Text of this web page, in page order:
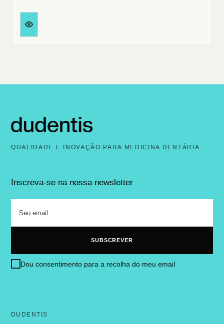
QUALIDADE E INOVAÇÃO PARA MEDICINA DENTÁRIA
Inscreva-se na nossa newsletter
Dou consentimento para a recolha do meu email
DUDENTIS